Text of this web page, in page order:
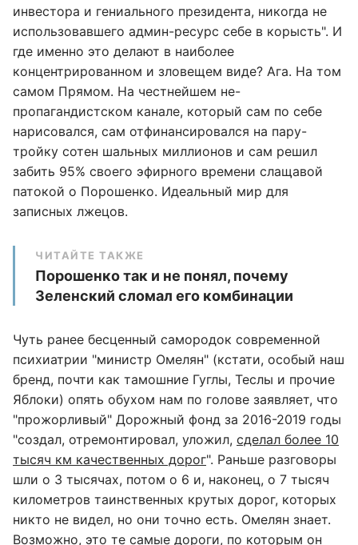
инвестора и гениального президента, никогда не
использовавшего админ-ресурс себе в корысть". И
где именно это делают в наиболее
концентрированном и зловещем виде? Ага. На том
самом Прямом. На честнейшем не-
пропагандистском канале, который сам по себе
нарисовался, сам отфинансировался на пару-
тройку сотен шальных миллионов и сам решил
забить 95% своего эфирного времени слащавой
патокой о Порошенко. Идеальный мир для
записных лжецов.
ЧИТАЙТЕ ТАКЖЕ
Порошенко так и не понял, почему
Зеленский сломал его комбинации
Чуть ранее бесценный самородок современной
психиатрии "министр Омелян" (кстати, особый наш
бренд, почти как тамошние Гуглы, Теслы и прочие
Яблоки) опять обухом нам по голове заявляет, что
"прожорливый" Дорожный фонд за 2016-2019 годы
"создал, отремонтировал, уложил, сделал более 10
тысяч км качественных дорог". Раньше разговоры
шли о 3 тысячах, потом о 6 и, наконец, о 7 тысяч
километров таинственных крутых дорог, которых
никто не видел, но они точно есть. Омелян знает.
Возможно, это те самые дороги, по которым он